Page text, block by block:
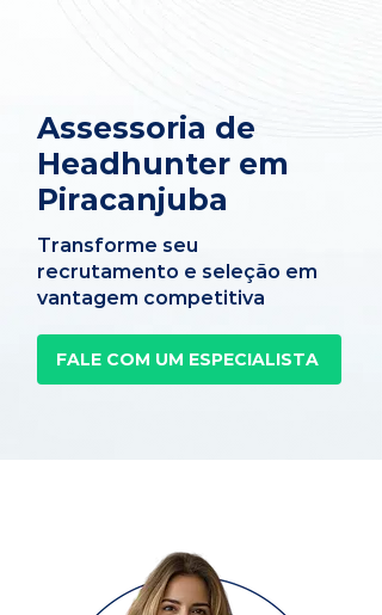
Assessoria de
Headhunter em
Piracanjuba
Transforme seu
recrutamento e seleção em
vantagem competitiva
FALE COM UM ESPECIALISTA